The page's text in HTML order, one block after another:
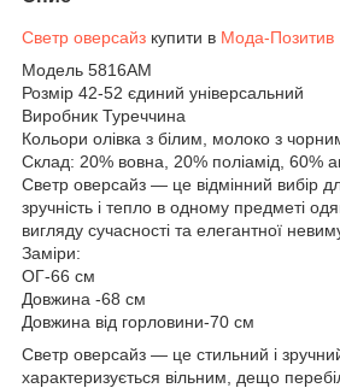
Светр оверсайз купити в Мода-Позитив
Модель 5816АМ
Розмір 42-52 єдиний універсальний
Виробник Туреччина
Кольори олівка з білим, молоко з
Склад: 20% вовна, 20% поліамід, 60%
Светр оверсайз — це відмінний вибір
зручність і тепло в одному предметі
вигляду сучасності та елегантної
Заміри:
ОГ-66 см
Довжина -68 см
Довжина від горловини-70 см
Светр оверсайз — це стильний і
характеризується вільним, дещо